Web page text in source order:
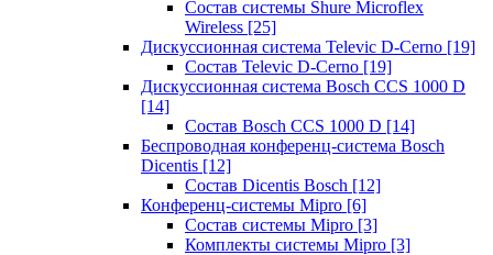
Состав системы Shure Microflex
Wireless [25]
Дискуссионная система Televic D-Cerno [19]
Состав Televic D-Cerno [19]
Дискуссионная система Bosch CCS 1000 D
[14]
Состав Bosch CCS 1000 D [14]
Беспроводная конференц-система Bosch
Dicentis [12]
Состав Dicentis Bosch [12]
Конференц-системы Mipro [6]
Состав системы Mipro [3]
Комплекты системы Mipro [3]